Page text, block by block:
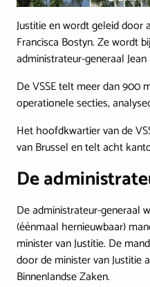
Justitie en wordt geleid door
Francisca Bostyn. Ze wordt
administrateur-generaal Jean
De VSSE telt meer dan 900
operationele secties,
Het hoofdkwartier van de
van Brussel en telt acht
De
De administrateur-generaal
(éénmaal hernieuwbaar)
minister van Justitie. De
door de minister van Justitie
Binnenlandse Zaken.